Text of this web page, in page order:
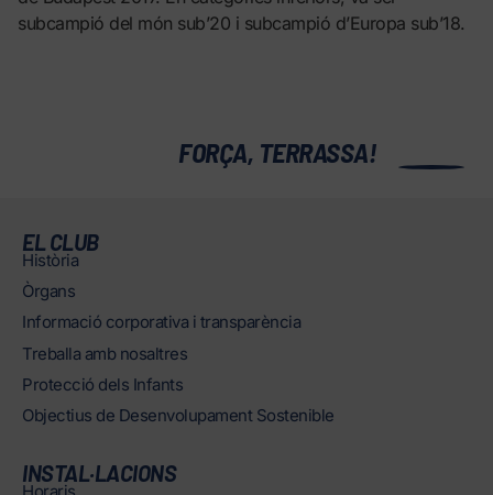
subcampió del món sub’20 i subcampió d’Europa sub’18.
FORÇA, TERRASSA!
EL CLUB
Història
Òrgans
Informació corporativa i transparència
Treballa amb nosaltres
Protecció dels Infants
Objectius de Desenvolupament Sostenible
INSTAL·LACIONS